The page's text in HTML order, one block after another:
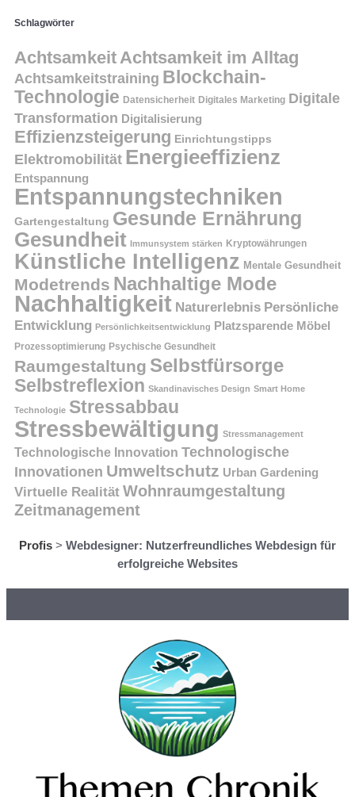
Schlagwörter
AchtsamkeitAchtsamkeit im Alltag
Achtsamkeitstraining Blockchain-
Technologie Datensicherheit Digitales Marketing Digitale
Transformation Digitalisierung
Effizienzsteigerung Einrichtungstipps
Elektromobilität Energieeffizienz
Entspannung
Entspannungstechniken
Gartengestaltung Gesunde Ernährung
Gesundheit Immunsystem stärken Kryptowährungen
Künstliche Intelligenz Mentale Gesundheit
Modetrends Nachhaltige Mode
Nachhaltigkeit Naturerlebnis Persönliche
Entwicklung Persönlichkeitsentwicklung Platzsparende Möbel
Prozessoptimierung Psychische Gesundheit
Raumgestaltung Selbstfürsorge
Selbstreflexion Skandinavisches Design Smart Home
Technologie Stressabbau
Stressbewältigung Stressmanagement
Technologische Innovation Technologische
Innovationen Umweltschutz Urban Gardening
Virtuelle Realität Wohnraumgestaltung
Zeitmanagement
Profis > Webdesigner: Nutzerfreundliches Webdesign für
erfolgreiche Websites